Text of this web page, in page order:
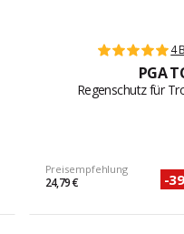
4
PGA
Regenschutz für
Preisempfehlung
24,79 € -